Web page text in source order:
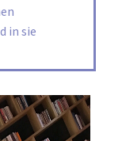
in sie